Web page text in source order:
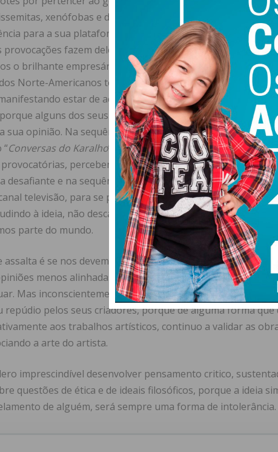
xenófobas e de manifesto orgulho branco, através
para a sua plataforma de eleição e brinquedo favorito,
provocações fazem dele, no mínimo, uma personagem
o brilhante empresário Miguel Milhão, que estando a viver
Norte-Americanos terem recuado na liberalização do
estar de acordo com estas decisões, tendo em
alguns dos seus “ embaixadores” que promoviam a
sua opinião. Na sequência dessa forte exposição
Conversas do Karalho”, com a intenção clara de continuar
percebendo que essa controvérsia lhe traria
desafiante e na sequência das sua veiculada opinião
televisão, para se parabenizar pelo seu aniversário, não
à ideia, não descabida e passível de discussão, de
parte do mundo.
assalta é se nos devemos privar das suas obras ou
menos alinhadas dos artistas ou empresários. É
Mas inconscientemente, vou dando conta que tendo a
repúdio pelos seus criadores, porque de alguma forma
aos trabalhos artísticos, continuo a validar as
a arte do artista.
imprescindível desenvolver pensamento critico,
questões de ética e de ideais filosóficos, porque a ideia
de alguém, será sempre uma forma de intolerância.